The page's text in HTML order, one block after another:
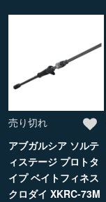
売り切れ
アブガルシア ソルテ
ィステージ プロトタ
イプ ベイトフィネス
クロダイ XKRC-73M